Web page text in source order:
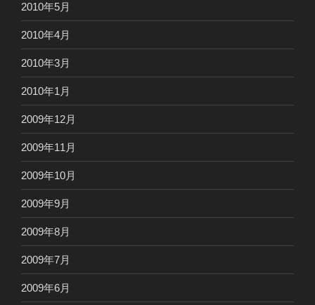
2010年5月
2010年4月
2010年3月
2010年1月
2009年12月
2009年11月
2009年10月
2009年9月
2009年8月
2009年7月
2009年6月